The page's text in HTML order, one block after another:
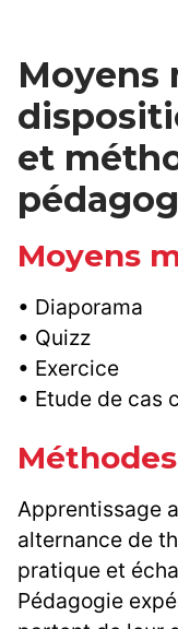
Moyens
et
Moyens
• Diaporama
• Quizz
• Exercice
• Etude de cas
Apprentissage
alternance de
pratique et
Pédagogie